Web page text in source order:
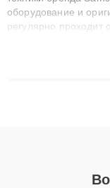
оборудование и
регулярно проходит
технику с